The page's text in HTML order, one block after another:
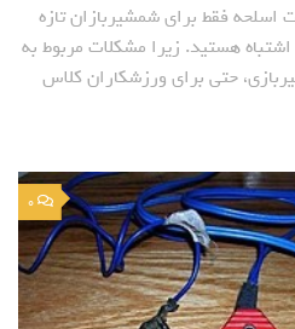
فقط برای شمشیربازان تازه
هستید. زیرا مشکلات مربوط به
حتی برای ورزشکاران کلاس
0